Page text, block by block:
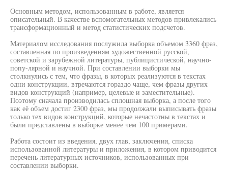
Основным методом, использованным в работе, является
описательный. В качестве вспомогательных методов привлекались
трансформационный и метод статистических подсчетов.
Материалом исследования послужила выборка объемом 3360 фраз,
составленная по произведениям художественной русской,
советской и зарубежной литературы, публицистической, научно-
попу-лярной и научной. При составлении выборки мы
столкнулись с тем, что фразы, в которых реализуются в текстах
одни конструкции, втречаются гораздо чаще, чем фразы других
видов конструкций (например, целевые и заместительные).
Поэтому сначала производилась сплошная выборка, а после того
как её объем достиг 2300 фраз, мы продолжали выписывать фразы
только тех видов конструкций, которые нечастотны в текстах и
были представлены в выборке менее чем 100 примерами.
Работа состоит из введения, двух глав, заключения, списка
использованной литературы и приложения, в котором приводится
перечень литературных источников, использованных при
составлении выборки.